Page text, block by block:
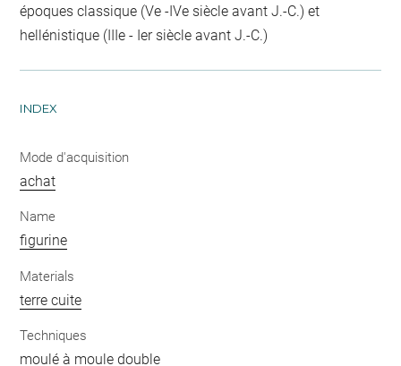
époques classique (Ve -IVe siècle avant J.-C.) et
hellénistique (IIIe - Ier siècle avant J.-C.)
INDEX
Mode d'acquisition
achat
Name
figurine
Materials
terre cuite
Techniques
moulé à moule double